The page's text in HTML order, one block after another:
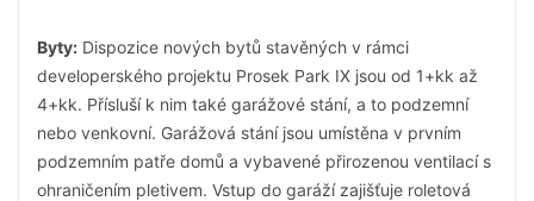
Byty: Dispozice nových bytů stavěných v rámci
developerského projektu Prosek Park IX jsou od 1+kk až
4+kk. Přísluší k nim také garážové stání, a to podzemní
nebo venkovní. Garážová stání jsou umístěna v prvním
podzemním patře domů a vybavené přirozenou ventilací s
ohraničením pletivem. Vstup do garáží zajišťuje roletová